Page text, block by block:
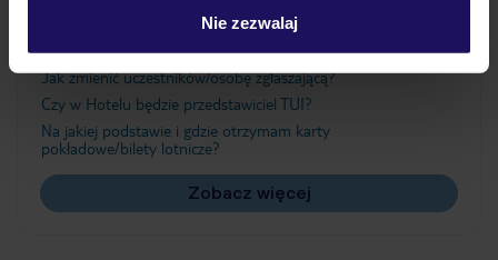
Nie zezwalaj
Jak zmienić uczestników/osobę zgłaszającą?
Czy w Hotelu będzie przedstawiciel TUI?
Na jakiej podstawie i gdzie otrzymam karty
pokładowe/bilety lotnicze?
Zobacz więcej